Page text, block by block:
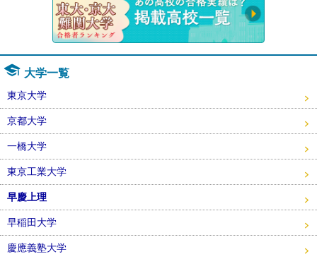
大学一覧
東京大学
京都大学
一橋大学
東京工業大学
早慶上理
早稲田大学
慶應義塾大学